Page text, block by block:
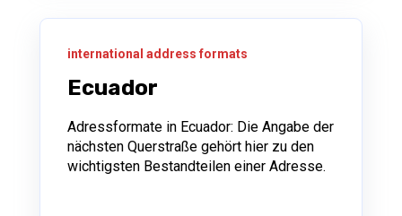
international address formats
Ecuador
Adressformate in Ecuador: Die Angabe der
nächsten Querstraße gehört hier zu den
wichtigsten Bestandteilen einer Adresse.